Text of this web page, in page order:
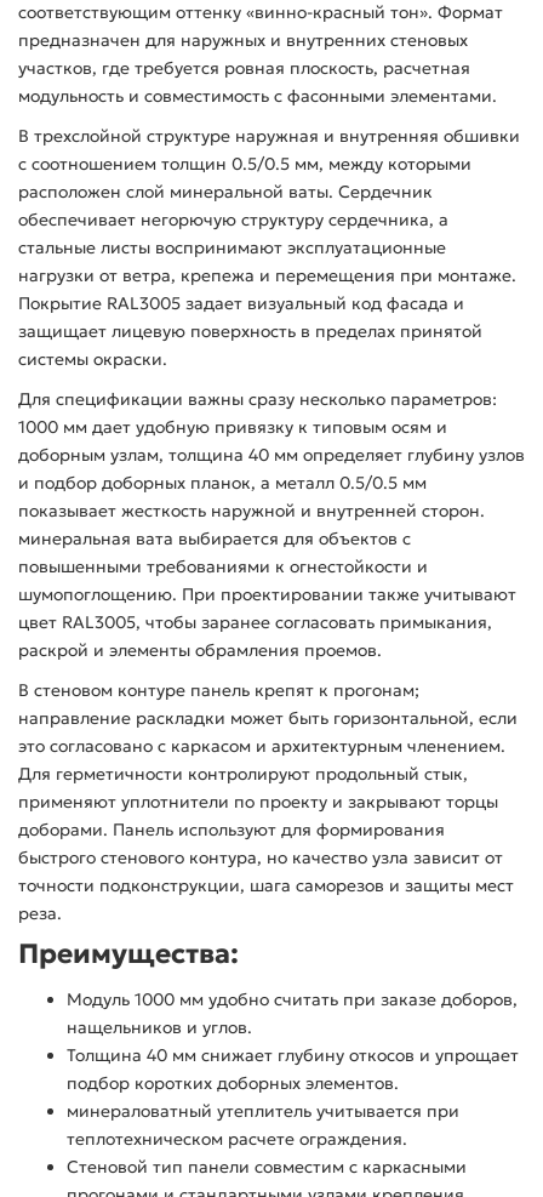
соответствующим оттенку «винно-красный тон». Формат
предназначен для наружных и внутренних стеновых
участков, где требуется ровная плоскость, расчетная
модульность и совместимость с фасонными элементами.
В трехслойной структуре наружная и внутренняя обшивки
с соотношением толщин 0.5/0.5 мм, между которыми
расположен слой минеральной ваты. Сердечник
обеспечивает негорючую структуру сердечника, а
стальные листы воспринимают эксплуатационные
нагрузки от ветра, крепежа и перемещения при монтаже.
Покрытие RAL3005 задает визуальный код фасада и
защищает лицевую поверхность в пределах принятой
системы окраски.
Для спецификации важны сразу несколько параметров:
1000 мм дает удобную привязку к типовым осям и
доборным узлам, толщина 40 мм определяет глубину узлов
и подбор доборных планок, а металл 0.5/0.5 мм
показывает жесткость наружной и внутренней сторон.
минеральная вата выбирается для объектов с
повышенными требованиями к огнестойкости и
шумопоглощению. При проектировании также учитывают
цвет RAL3005, чтобы заранее согласовать примыкания,
раскрой и элементы обрамления проемов.
В стеновом контуре панель крепят к прогонам;
направление раскладки может быть горизонтальной, если
это согласовано с каркасом и архитектурным членением.
Для герметичности контролируют продольный стык,
применяют уплотнители по проекту и закрывают торцы
доборами. Панель используют для формирования
быстрого стенового контура, но качество узла зависит от
точности подконструкции, шага саморезов и защиты мест
реза.
Преимущества:
Модуль 1000 мм удобно считать при заказе доборов,
нащельников и углов.
Толщина 40 мм снижает глубину откосов и упрощает
подбор коротких доборных элементов.
минераловатный утеплитель учитывается при
теплотехническом расчете ограждения.
Стеновой тип панели совместим с каркасными